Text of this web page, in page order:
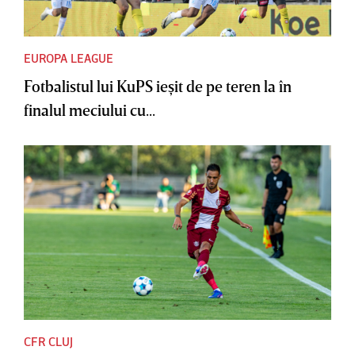
EUROPA LEAGUE
Fotbalistul lui KuPS ieşit de pe teren la în
finalul meciului cu...
CFR CLUJ